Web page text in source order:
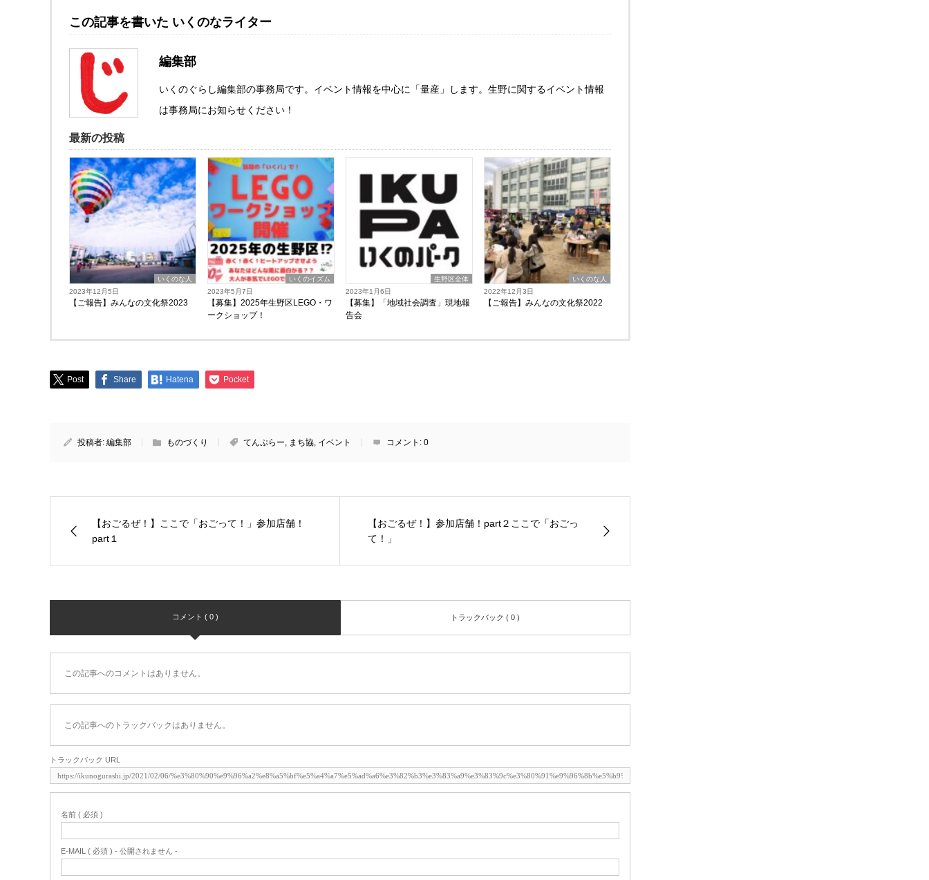
この記事を書いた いくのなライター
編集部
いくのぐらし編集部の事務局です。イベント情報を中心に「量産」します。生野に関するイベント情報
は事務局にお知らせください！
最新の投稿
いくのな人
2023年12月5日
【ご報告】みんなの文化祭2023
いくのイズム
2023年5月7日
【募集】2025年生野区LEGO・ワ
ークショップ！
生野区全体
2023年1月6日
【募集】「地域社会調査」現地報
告会
いくのな人
2022年12月3日
【ご報告】みんなの文化祭2022
Post Share Hatena Pocket
投稿者: 編集部 ものづくり てんぷらー, まち協, イベント コメント: 0
【おごるぜ！】ここで「おごって！」参加店舗！
part１
【おごるぜ！】参加店舗！part２ここで「おごっ
て！」
コメント ( 0 ) トラックバック ( 0 )
この記事へのコメントはありません。
この記事へのトラックバックはありません。
トラックバック URL
名前 ( 必須 )
E-MAIL ( 必須 ) - 公開されません -